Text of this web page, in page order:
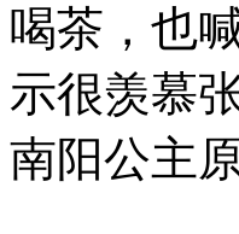
喝茶，也
示很羡慕
南阳公主